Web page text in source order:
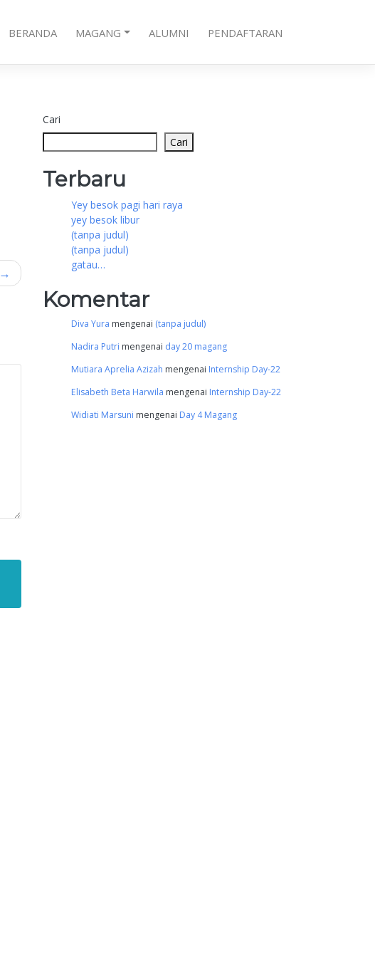
BERANDA MAGANG ALUMNI PENDAFTARAN
Cari
Cari
Terbaru
Yey besok pagi hari raya
yey besok libur
(tanpa judul)
(tanpa judul)
gatau…
Komentar
Diva Yura mengenai (tanpa judul)
Nadira Putri mengenai day 20 magang
Mutiara Aprelia Azizah mengenai Internship Day-22
Elisabeth Beta Harwila mengenai Internship Day-22
Widiati Marsuni mengenai Day 4 Magang